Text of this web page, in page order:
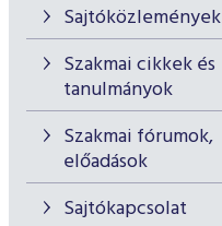
Sajtóközlemények
Szakmai cikkek és
tanulmányok
Szakmai fórumok,
előadások
Sajtókapcsolat